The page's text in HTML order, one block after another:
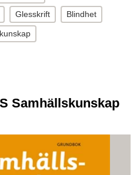
Glesskrift Blindhet
Samhällskunskap